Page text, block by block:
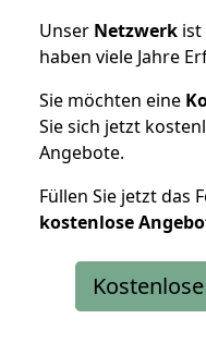
Unser Netzwerk
haben viele Jahre
Sie möchten eine
Sie sich jetzt
Angebote.
Füllen Sie jetzt das
kostenlose